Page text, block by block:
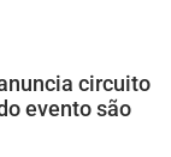
circuito
evento são